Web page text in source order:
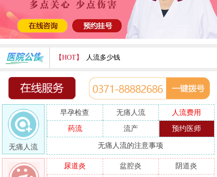
【HOT】 人流多少钱
打胎费用多少
人流医院哪家好
哪家人流专业
人流好的医院
做人流哪里好
无痛人流
早孕检查 无痛人流
人流费用
药流
流产 预约医师
无痛人流的注意事项
尿道炎 盆腔炎
阴道炎